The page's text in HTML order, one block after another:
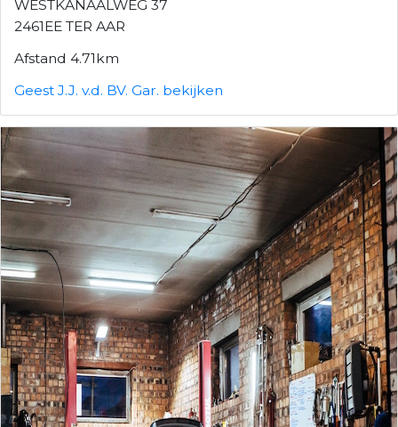
WESTKANAALWEG 37
2461EE TER AAR
Afstand 4.71km
Geest J.J. v.d. BV. Gar. bekijken